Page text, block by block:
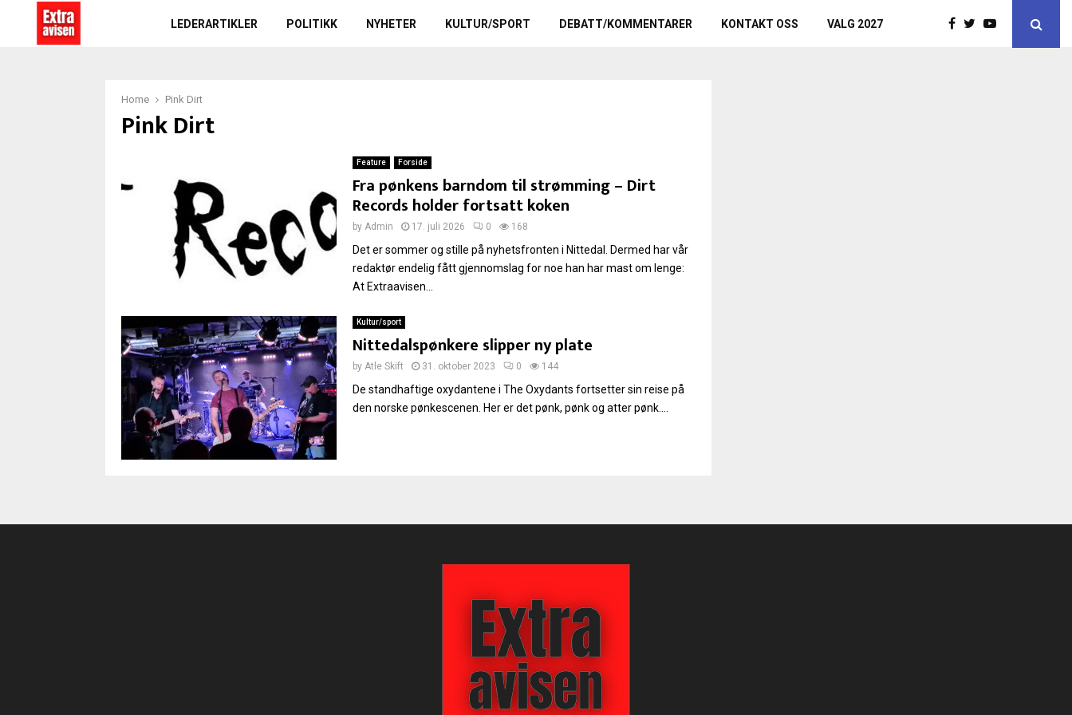
LEDERARTIKLER POLITIKK NYHETER KULTUR/SPORT DEBATT/KOMMENTARER KONTAKT OSS VALG 2027
Home Pink Dirt
Pink Dirt
Feature Forside
Fra pønkens barndom til strømming – Dirt
Records holder fortsatt koken
by Admin 17. juli 2026 0 168
Det er sommer og stille på nyhetsfronten i Nittedal. Dermed har vår
redaktør endelig fått gjennomslag for noe han har mast om lenge:
At Extraavisen...
Kultur/sport
Nittedalspønkere slipper ny plate
by Atle Skift 31. oktober 2023 0 144
De standhaftige oxydantene i The Oxydants fortsetter sin reise på
den norske pønkescenen. Her er det pønk, pønk og atter pønk....